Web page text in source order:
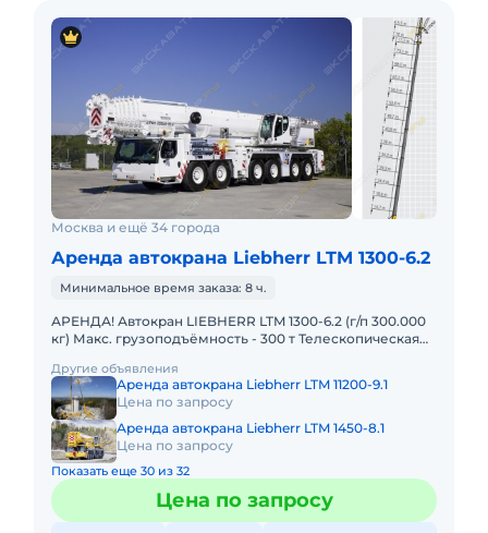
Москва и ещё 34 города
Аренда автокрана Liebherr LTM 1300-6.2
Минимальное время заказа: 8 ч.
АРЕНДА! Автокран LIEBHERR LTM 1300-6.2 (г/п 300.000
кг) Макс. грузоподъёмность - 300 т Телескопическая
Другие объявления
Аренда автокрана Liebherr LTM 11200-9.1
Цена по запросу
Аренда автокрана Liebherr LTM 1450-8.1
Цена по запросу
Показать еще 30 из 32
Цена по запросу